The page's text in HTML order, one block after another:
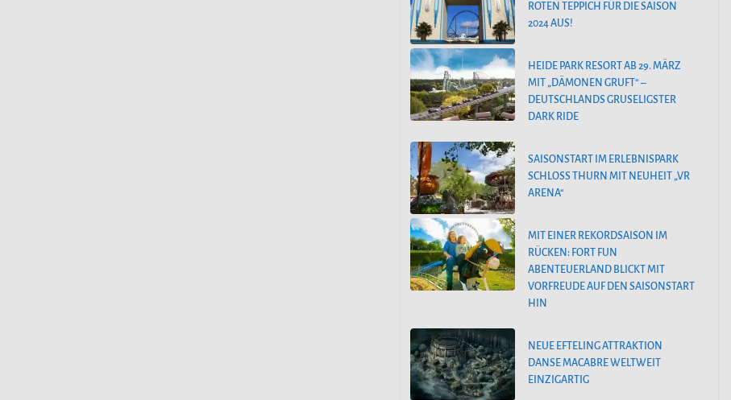
ROTEN TEPPICH FÜR DIE SAISON
2024 AUS!
HEIDE PARK RESORT AB 29. MÄRZ
MIT „DÄMONEN GRUFT“ –
DEUTSCHLANDS GRUSELIGSTER
DARK RIDE
SAISONSTART IM ERLEBNISPARK
SCHLOSS THURN MIT NEUHEIT „VR
ARENA“
MIT EINER REKORDSAISON IM
RÜCKEN: FORT FUN
ABENTEUERLAND BLICKT MIT
VORFREUDE AUF DEN SAISONSTART
HIN
NEUE EFTELING ATTRAKTION
DANSE MACABRE WELTWEIT
EINZIGARTIG